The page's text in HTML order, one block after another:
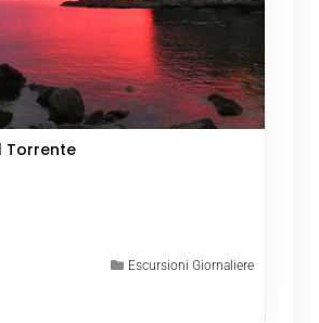
Torrente
Escursioni Giornaliere